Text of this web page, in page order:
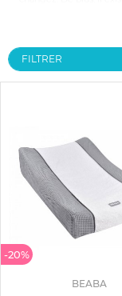
FILTRER
-20%
BEABA